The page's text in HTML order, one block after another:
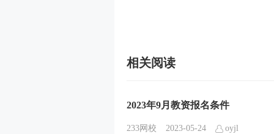
相关阅读
2023年9月教资报名条件
233网校 2023-05-24 oyjl